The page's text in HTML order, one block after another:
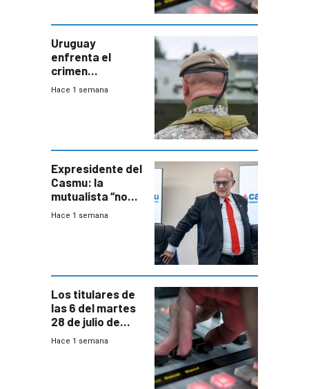
Uruguay
enfrenta el
crimen
organizado con
seguridad
Hace 1 semana
Expresidente del
Casmu: la
mutualista “no
está para pagar”
Hace 1 semana
Los titulares de
las 6 del martes
28 de julio de
2026
Hace 1 semana